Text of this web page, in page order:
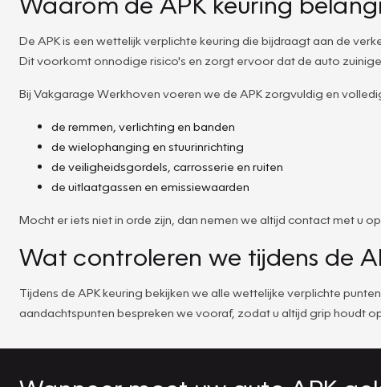
De APK is een wettelijk verplichte keuring die bijdraagt aan de
Dit voorkomt onnodige risico's en zorgt ervoor dat de auto
Bij Vakgarage Werkhoven voeren we de APK zorgvuldig en
de remmen, verlichting en banden
de wielophanging en stuurinrichting
de veiligheidsgordels, carrosserie en ruiten
de uitlaatgassen en emissiewaarden
Mocht er iets niet in orde zijn, dan nemen we altijd contact met u
Wat controleren we tijdens de
Tijdens de APK keuring bekijken we alle wettelijke verplichte
aandachtspunten bespreken we vooraf, zodat u altijd grip houdt